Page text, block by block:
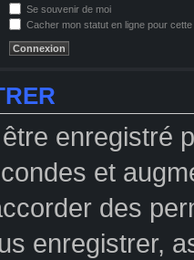
Se souvenir de moi
Cacher mon statut en ligne pour
enregistré
et
des
enregistrer,